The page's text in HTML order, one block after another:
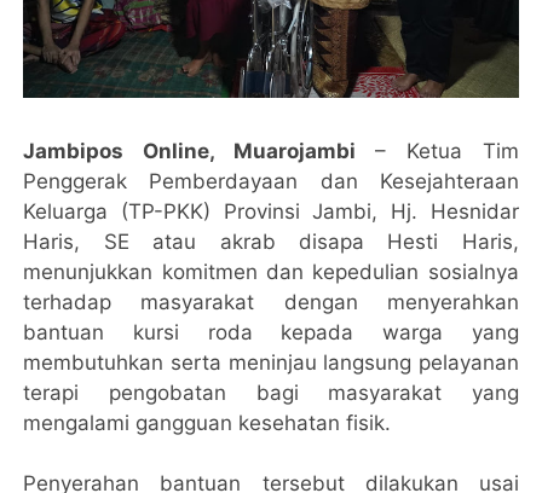
Jambipos Online, Muarojambi – Ketua Tim
Penggerak Pemberdayaan dan Kesejahteraan
Keluarga (TP-PKK) Provinsi Jambi, Hj. Hesnidar
Haris, SE atau akrab disapa Hesti Haris,
menunjukkan komitmen dan kepedulian sosialnya
terhadap masyarakat dengan menyerahkan
bantuan kursi roda kepada warga yang
membutuhkan serta meninjau langsung pelayanan
terapi pengobatan bagi masyarakat yang
mengalami gangguan kesehatan fisik.
Penyerahan bantuan tersebut dilakukan usai